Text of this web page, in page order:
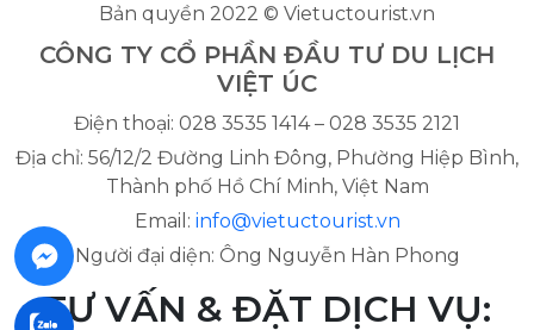
Bản quyền 2022 © Vietuctourist.vn
CÔNG TY CỔ PHẦN ĐẦU TƯ DU LỊCH
VIỆT ÚC
Điện thoại: 028 3535 1414 – 028 3535 2121
Địa chỉ: 56/12/2 Đường Linh Đông, Phường Hiệp Bình,
Thành phố Hồ Chí Minh, Việt Nam
Email: info@vietuctourist.vn
Người đại diện: Ông Nguyễn Hàn Phong
TƯ VẤN & ĐẶT DỊCH VỤ: